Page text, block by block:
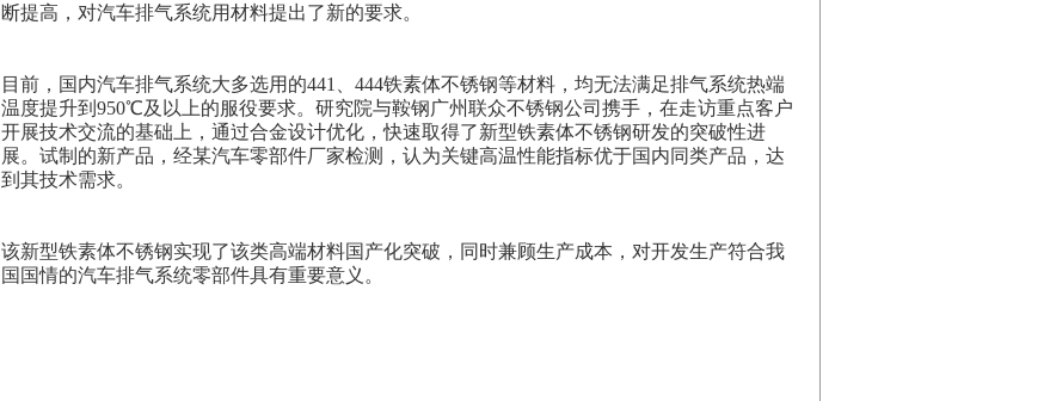
断提高，对汽车排气系统用材料提出了新的要求。
目前，国内汽车排气系统大多选用的441、444铁素体不锈钢等材料，均无法满足排气系统热端
温度提升到950℃及以上的服役要求。研究院与鞍钢广州联众不锈钢公司携手，在走访重点客户
开展技术交流的基础上，通过合金设计优化，快速取得了新型铁素体不锈钢研发的突破性进
展。试制的新产品，经某汽车零部件厂家检测，认为关键高温性能指标优于国内同类产品，达
到其技术需求。
该新型铁素体不锈钢实现了该类高端材料国产化突破，同时兼顾生产成本，对开发生产符合我
国国情的汽车排气系统零部件具有重要意义。